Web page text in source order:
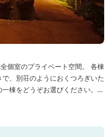
個室のプライベート空間。 各棟
、別荘のようにおくつろぎいた
棟をどうぞお選びください。
ていること それは、小さな宿な
。 「居・食・充」を満たし、皆
るよう、心を月してお待ちし